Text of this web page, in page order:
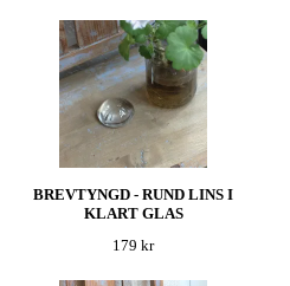
BREVTYNGD - RUND LINS I
KLART GLAS
179 kr